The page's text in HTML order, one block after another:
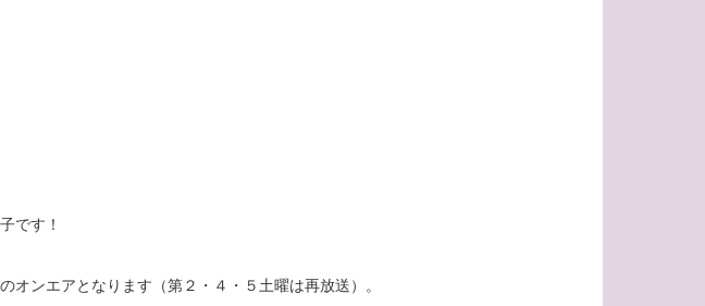
です！
オンエアとなります（第２・４・５土曜は再放送）。